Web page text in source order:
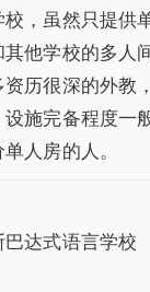
校，虽然只提供
其他学校的多人
资历很深的外教
设施完备程度一
人房的人。
巴达式语言学校